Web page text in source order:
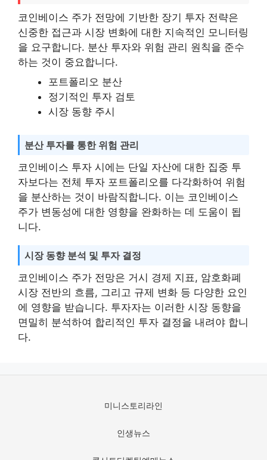
코인베이스 주가 전망에 기반한 장기 투자 전략은
신중한 접근과 시장 변화에 대한 지속적인 모니터링
을 요구합니다. 분산 투자와 위험 관리 원칙을 준수
하는 것이 중요합니다.
포트폴리오 분산
정기적인 투자 검토
시장 동향 주시
분산 투자를 통한 위험 관리
코인베이스 투자 시에는 단일 자산에 대한 집중 투
자보다는 전체 투자 포트폴리오를 다각화하여 위험
을 분산하는 것이 바람직합니다. 이는 코인베이스
주가 변동성에 대한 영향을 완화하는 데 도움이 됩
니다.
시장 동향 분석 및 투자 결정
코인베이스 주가 전망은 거시 경제 지표, 암호화폐
시장 전반의 흐름, 그리고 규제 변화 등 다양한 요인
에 영향을 받습니다. 투자자는 이러한 시장 동향을
면밀히 분석하여 합리적인 투자 결정을 내려야 합니
다.
미니스토리라인
인생뉴스